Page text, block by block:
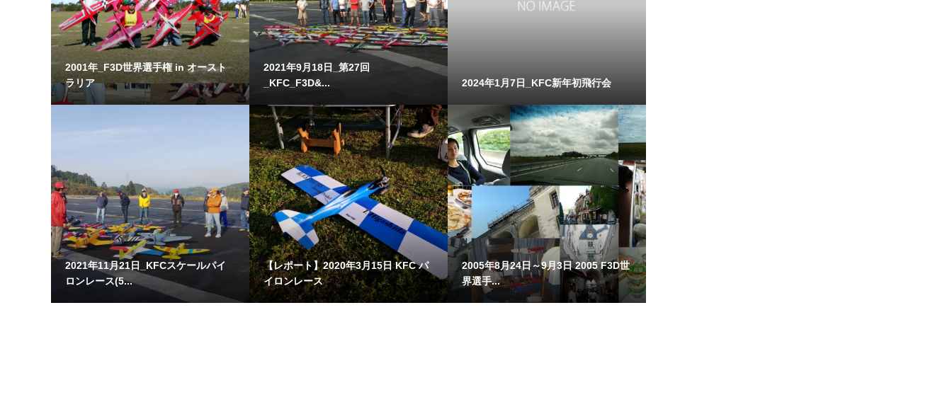
2001年_F3D世界選手権 in オースト
ラリア
2021年9月18日_第27回
_KFC_F3D&...
2024年1月7日_KFC新年初飛行会
2021年11月21日_KFCスケールパイ
ロンレース(5...
【レポート】2020年3月15日 KFC パ
イロンレース
2005年8月24日～9月3日 2005 F3D世
界選手...